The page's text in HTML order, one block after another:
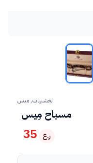
الخشبيات, ميس
مسباح مِيس
35 ر.ع